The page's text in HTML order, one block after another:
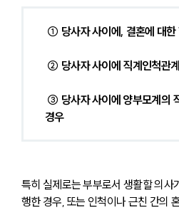
① 당사자 사이에, 결혼에 대한
② 당사자 사이에 직계인척관
경우
특히 실제로는 부부로서 생활할 의사
행한 경우, 또는 인척이나 근친 간의